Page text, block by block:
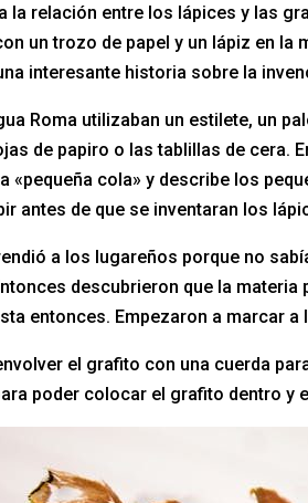
la relación entre los lápices y las
un trozo de papel y un lápiz en la
interesante historia sobre la
Roma utilizaban un estilete, un
de papiro o las tablillas de cera.
«pequeña cola» y describe los
antes de que se inventaran los
a los lugareños porque no
descubrieron que la
entonces. Empezaron a marcar a
el grafito con una cuerda
poder colocar el grafito dentro y